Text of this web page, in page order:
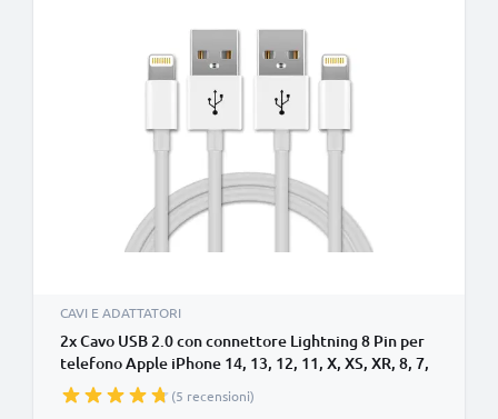
CAVI E ADATTATORI
2x Cavo USB 2.0 con connettore Lightning 8 Pin per
telefono Apple iPhone 14, 13, 12, 11, X, XS, XR, 8, 7,
SE filo di 1m cavetto dati & ricarica in bianco per
cellulare
(5 recensioni)